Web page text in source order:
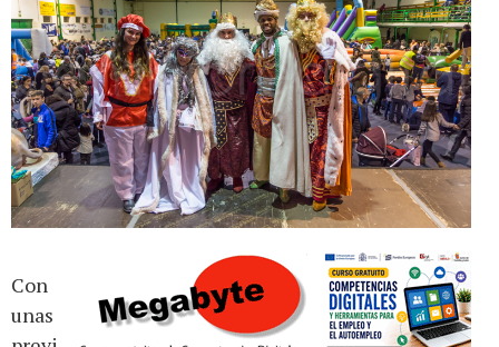
Con
unas